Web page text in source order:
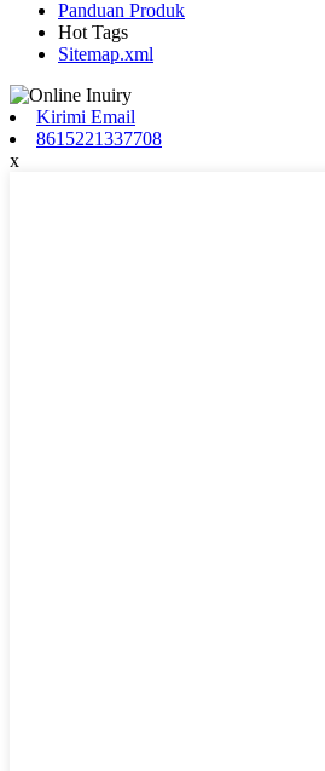
Panduan Produk
Hot Tags
Sitemap.xml
Kirimi Email
8615221337708
x